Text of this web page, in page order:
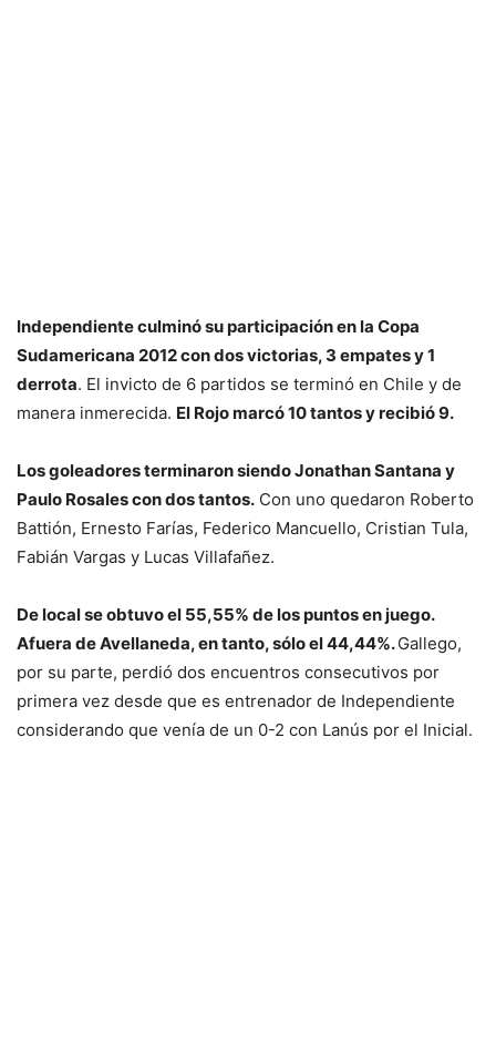
Independiente culminó su participación en la Copa
Sudamericana 2012 con dos victorias, 3 empates y 1
derrota. El invicto de 6 partidos se terminó en Chile y de
manera inmerecida. El Rojo marcó 10 tantos y recibió 9.
Los goleadores terminaron siendo Jonathan Santana y
Paulo Rosales con dos tantos. Con uno quedaron Roberto
Battión, Ernesto Farías, Federico Mancuello, Cristian Tula,
Fabián Vargas y Lucas Villafañez.
De local se obtuvo el 55,55% de los puntos en juego.
Afuera de Avellaneda, en tanto, sólo el 44,44%.Gallego,
por su parte, perdió dos encuentros consecutivos por
primera vez desde que es entrenador de Independiente
considerando que venía de un 0-2 con Lanús por el Inicial.